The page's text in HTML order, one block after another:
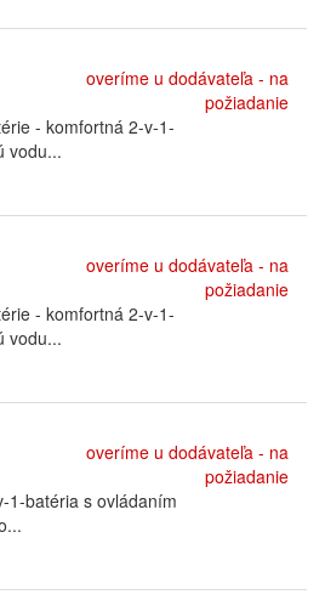
overíme u dodávateľa - na
požiadanie
- komfortná 2-v-1-
vodu...
overíme u dodávateľa - na
požiadanie
- komfortná 2-v-1-
vodu...
overíme u dodávateľa - na
požiadanie
1-batéria s ovládaním